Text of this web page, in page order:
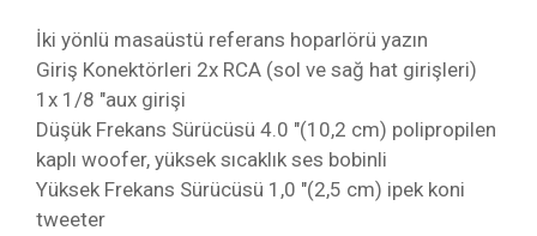
İki yönlü masaüstü referans hoparlörü yazın
Giriş Konektörleri 2x RCA (sol ve sağ hat girişleri)
1x 1/8 "aux girişi
Düşük Frekans Sürücüsü 4.0 "(10,2 cm) polipropilen
kaplı woofer, yüksek sıcaklık ses bobinli
Yüksek Frekans Sürücüsü 1,0 "(2,5 cm) ipek koni
tweeter